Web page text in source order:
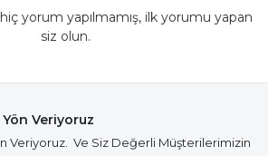
yorum yapılmamış, ilk yorumu yapan
siz olun.
Veriyoruz
Veriyoruz. Ve Siz Değerli Müşterilerimizin